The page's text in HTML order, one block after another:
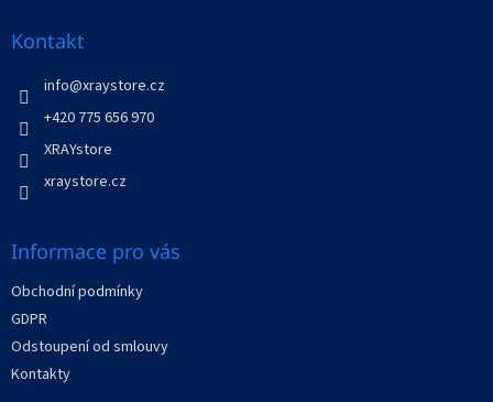
Kontakt
info@xraystore.cz
+420 775 656 970
XRAYstore
xraystore.cz
Informace pro vás
Obchodní podmínky
GDPR
Odstoupení od smlouvy
Kontakty